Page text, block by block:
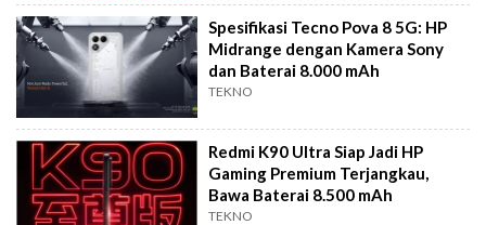
Spesifikasi Tecno Pova 8 5G: HP
Midrange dengan Kamera Sony
dan Baterai 8.000 mAh
TEKNO
Redmi K90 Ultra Siap Jadi HP
Gaming Premium Terjangkau,
Bawa Baterai 8.500 mAh
TEKNO